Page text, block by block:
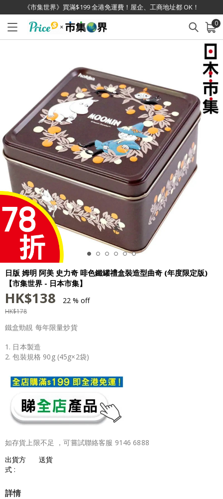
《市集世界》買滿$199 全港免運費！屋企、工商地址都 OK！
0
已加入購物車 查看
日版 姆明 阿美 史力奇 啡色鐵罐禮盒裝造型曲奇 (年度限定版)
【市集世界 - 日本市集】
HK$138 22 % off
HK$178
鐵盒勁靚 每年限量炒貨
1. 日本製造
2. 包裝規格 90g (45g×2袋)
如存貨上限不足 ，可嘗試聯絡客服 9146 6888
出貨方
式 :
送貨
詳情